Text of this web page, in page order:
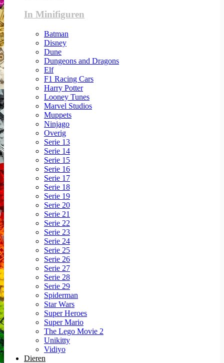
In Minifiguren
Batman
Disney
Dune
Dungeons and Dragons
Elf
F1 Racing Cars
Harry Potter
Looney Tunes
Marvel Studios
Muppets
Ninjago
Overig
Serie 13
Serie 14
Serie 15
Serie 16
Serie 17
Serie 18
Serie 19
Serie 20
Serie 21
Serie 22
Serie 23
Serie 24
Serie 25
Serie 26
Serie 27
Serie 28
Serie 29
Spiderman
Star Wars
Super Heroes
Super Mario
The Lego Movie 2
Unikitty
Vidiyo
Dieren